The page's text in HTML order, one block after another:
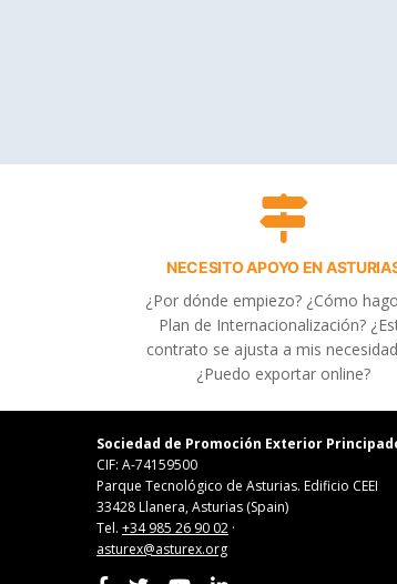
NECESITO APOYO EN
¿Por dónde empiezo? ¿Cómo
Plan de Internacionalización?
contrato se ajusta a mis
¿Puedo exportar online?
Sociedad de Promoción Exterior
CIF: A-74159500
Parque Tecnológico de Asturias. Edificio CEEI
33428 Llanera, Asturias (Spain)
Tel. +34 985 26 90 02 ·
asturex@asturex.org